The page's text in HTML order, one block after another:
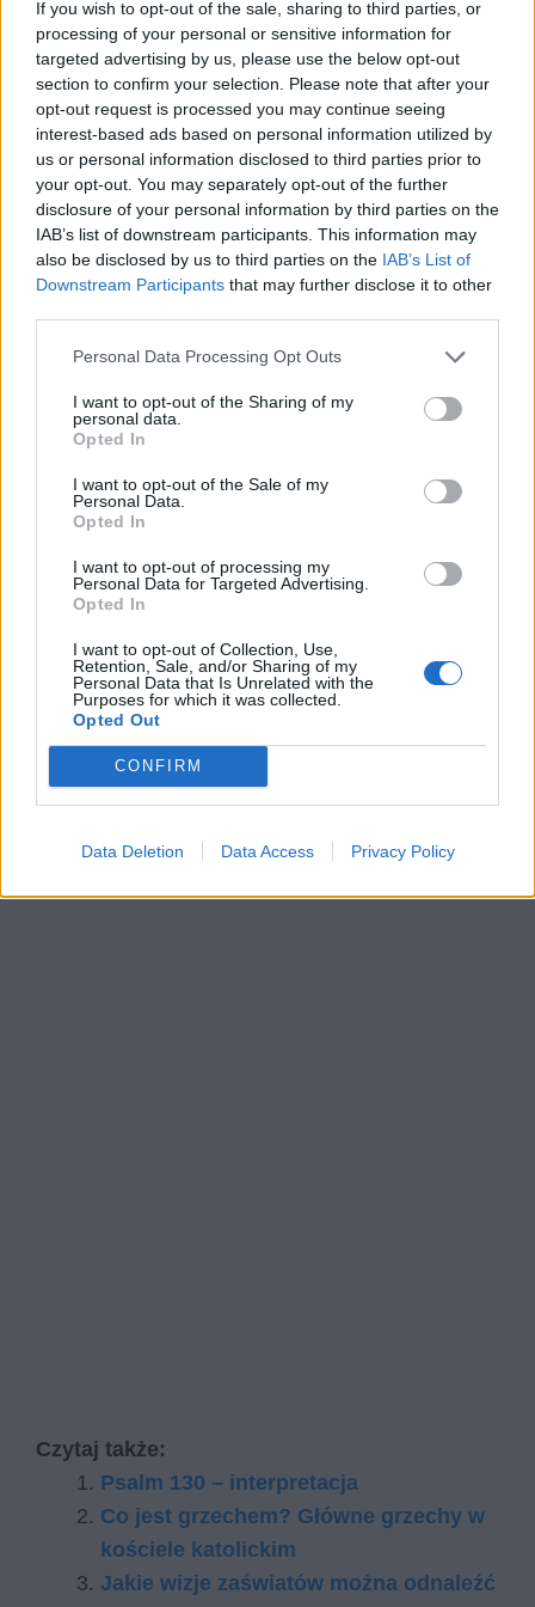
If you wish to opt-out of the sale, sharing to third parties, or
processing of your personal or sensitive information for
targeted advertising by us, please use the below opt-out
section to confirm your selection. Please note that after your
opt-out request is processed you may continue seeing
interest-based ads based on personal information utilized by
us or personal information disclosed to third parties prior to
your opt-out. You may separately opt-out of the further
disclosure of your personal information by third parties on the
IAB’s list of downstream participants. This information may
also be disclosed by us to third parties on the IAB’s List of
Downstream Participants that may further disclose it to other
Personal Data Processing Opt Outs
I want to opt-out of the Sharing of my
personal data.
Opted In
I want to opt-out of the Sale of my
Personal Data.
Opted In
I want to opt-out of processing my
Personal Data for Targeted Advertising.
Opted In
I want to opt-out of Collection, Use,
Retention, Sale, and/or Sharing of my
Personal Data that Is Unrelated with the
Purposes for which it was collected.
Opted Out
CONFIRM
Data Deletion Data Access Privacy Policy
ukrzyżowanego Chrystusa do zbawionej od
grzechu ludzkości.
W każdej z tych interpretacji jest to miłość
doskonalsza od wszystkiego na świecie, od
tego, co zna i rozumie ludzkość. Pokazuje, że
tylko u Boga można znaleźć tak doskonałe
uczucie, pełne wiary i radości. Niektóre
odczytania mówią także o tym, że jest to obraz
jest więc naprawdę wiele.
„Pieśń nad pieśniami” jest więc tekstem, który
ją interpretować na wiele różnych sposobów i
sądzić, że dotyczy ona Boga i narodu
żydowskiego lub Chrystusa i Kościoła Nowego
Testamentu. Zawsze jednak należy pamiętać, że
jaka charakteryzuje prawdziwą miłość, jaką
człowiek może przeżyć wyłącznie dzięki łasce
swojego Stwórcy. To jeden z najbardziej
nietypowych tekstów Starego Testamentu,
zasługujący na uwagę ze względu na swoje
Czytaj także:
Psalm 130 – interpretacja
Co jest grzechem? Główne grzechy w
kościele katolickim
Ja­kie wi­zje za­świa­tów moż­na od­na­leźć